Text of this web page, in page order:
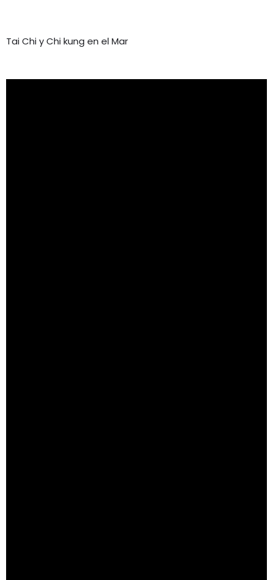
Tai Chi y Chi kung en el Mar